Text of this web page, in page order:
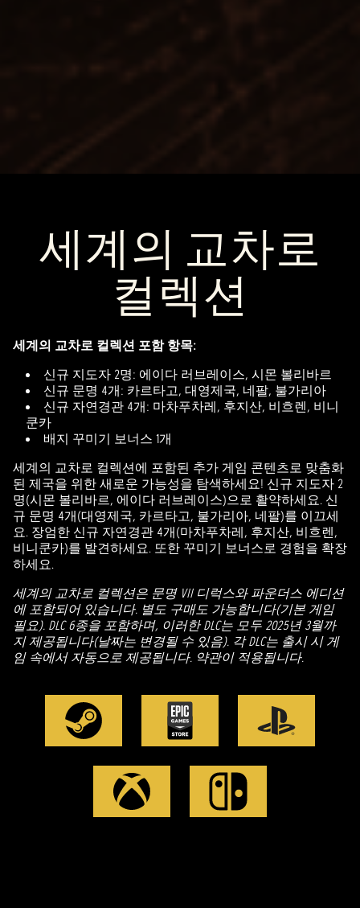
세계의 교차로
컬렉션
세계의 교차로 컬렉션 포함 항목:
신규 지도자 2명: 에이다 러브레이스, 시몬 볼리바르
신규 문명 4개: 카르타고, 대영제국, 네팔, 불가리아
신규 자연경관 4개: 마차푸차레, 후지산, 비흐렌, 비니
쿤카
배지 꾸미기 보너스 1개
세계의 교차로 컬렉션에 포함된 추가 게임 콘텐츠로 맞춤화
된 제국을 위한 새로운 가능성을 탐색하세요! 신규 지도자 2
명(시몬 볼리바르, 에이다 러브레이스)으로 활약하세요. 신
규 문명 4개(대영제국, 카르타고, 불가리아, 네팔)를 이끄세
요. 장엄한 신규 자연경관 4개(마차푸차레, 후지산, 비흐렌,
비니쿤카)를 발견하세요. 또한 꾸미기 보너스로 경험을 확장
하세요.
세계의 교차로 컬렉션은 문명 VII 디럭스와 파운더스 에디션
에 포함되어 있습니다. 별도 구매도 가능합니다(기본 게임
필요). DLC 6종을 포함하며, 이러한 DLC는 모두 2025년 3월까
지 제공됩니다(날짜는 변경될 수 있음). 각 DLC는 출시 시 게
임 속에서 자동으로 제공됩니다. 약관이 적용됩니다.